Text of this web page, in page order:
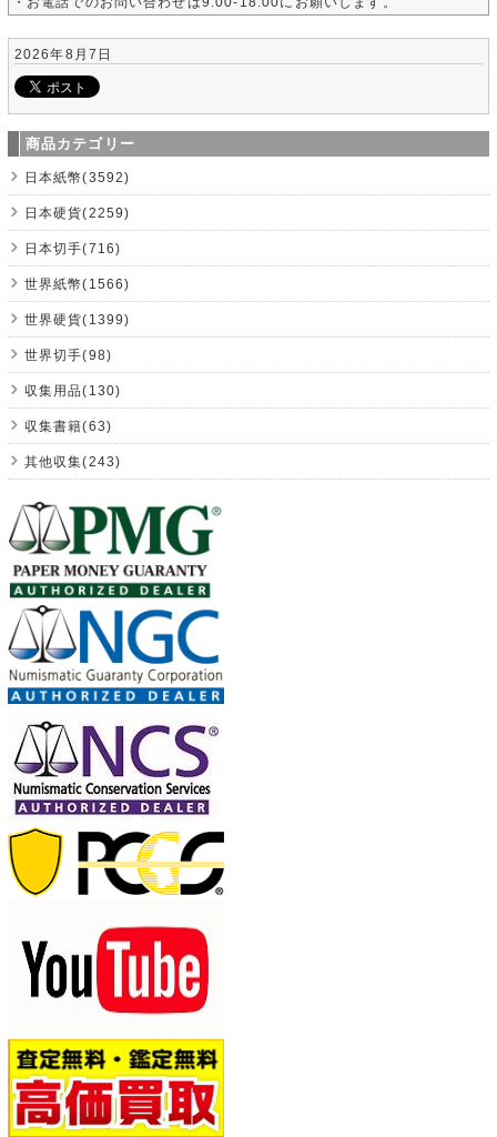
2026年8月7日
商品カテゴリー
日本紙幣(3592)
日本硬貨(2259)
日本切手(716)
世界紙幣(1566)
世界硬貨(1399)
世界切手(98)
収集用品(130)
収集書籍(63)
其他収集(243)